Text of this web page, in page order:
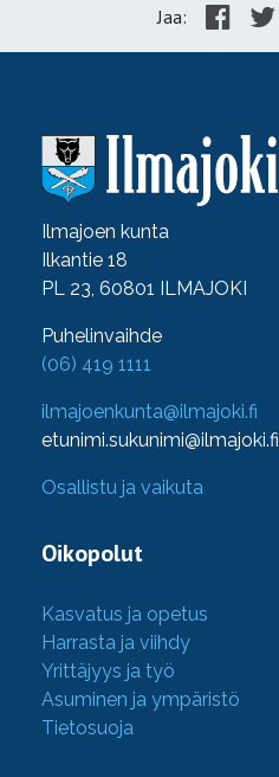
Jaa:
Ilmajoen kunta
Ilkantie 18
PL 23, 60801 ILMAJOKI
Puhelinvaihde
(06) 419 1111
ilmajoenkunta@ilmajoki.fi
etunimi.sukunimi@ilmajoki.fi
Osallistu ja vaikuta
Oikopolut
Kasvatus ja opetus
Harrasta ja viihdy
Yrittäjyys ja työ
Asuminen ja ympäristö
Tietosuoja